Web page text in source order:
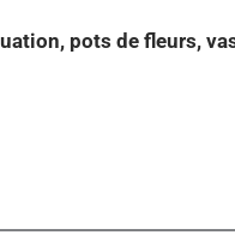
pots de fleurs,